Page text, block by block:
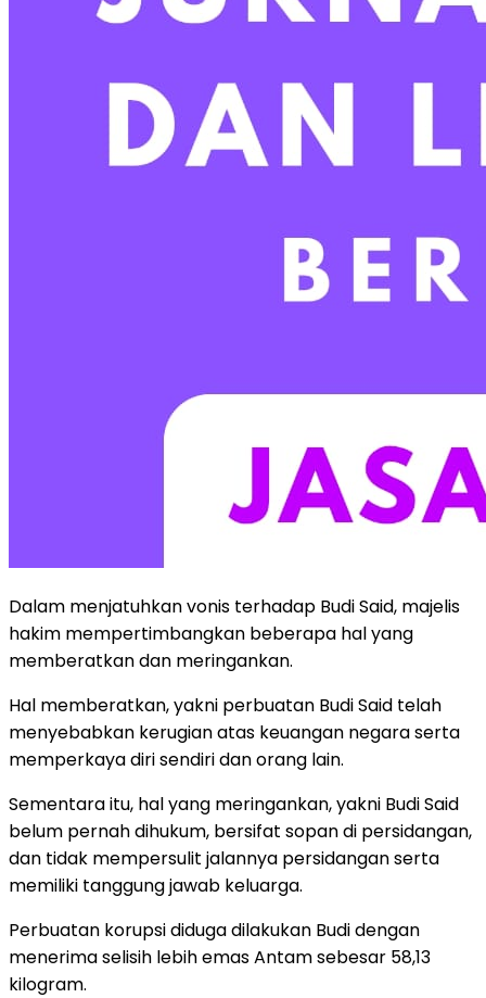
Dalam menjatuhkan vonis terhadap Budi Said, majelis
hakim mempertimbangkan beberapa hal yang
memberatkan dan meringankan.
Hal memberatkan, yakni perbuatan Budi Said telah
menyebabkan kerugian atas keuangan negara serta
memperkaya diri sendiri dan orang lain.
Sementara itu, hal yang meringankan, yakni Budi Said
belum pernah dihukum, bersifat sopan di persidangan,
dan tidak mempersulit jalannya persidangan serta
memiliki tanggung jawab keluarga.
Perbuatan korupsi diduga dilakukan Budi dengan
menerima selisih lebih emas Antam sebesar 58,13
kilogram.